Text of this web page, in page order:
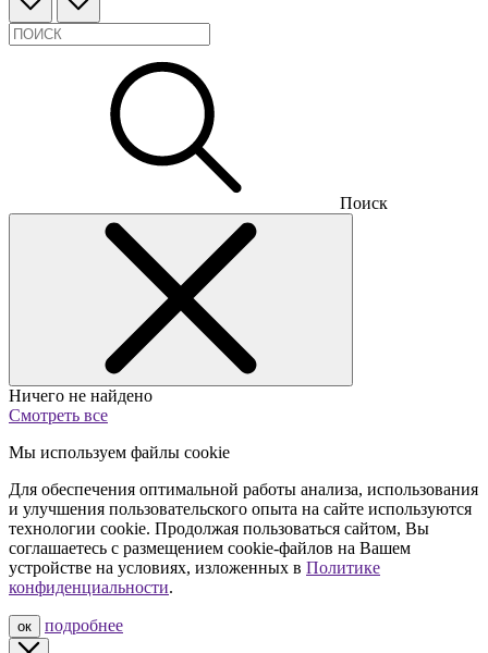
Поиск
Ничего не найдено
Смотреть все
Мы используем файлы cookie
Для обеспечения оптимальной работы анализа, использования
и улучшения пользовательского опыта на сайте используются
технологии cookie. Продолжая пользоваться сайтом, Вы
соглашаетесь с размещением cookie-файлов на Вашем
устройстве на условиях, изложенных в Политике
конфиденциальности.
ок подробнее